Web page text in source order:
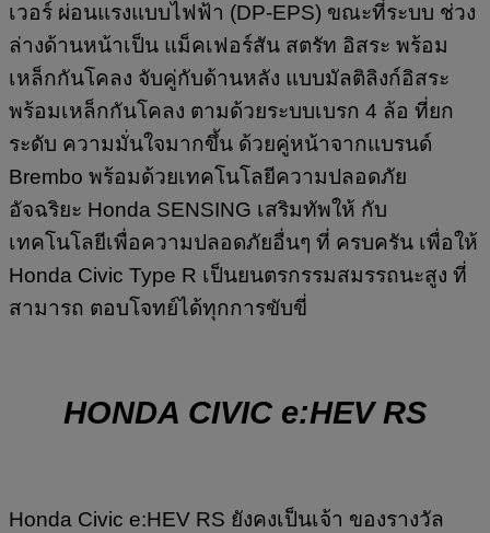
เวอร์ ผ่อนแรงแบบไฟฟ้า (DP-EPS) ขณะที่ระบบ ช่วง
ล่างด้านหน้าเป็น แม็คเฟอร์สัน สตรัท อิสระ พร้อม
เหล็กกันโคลง จับคู่กับด้านหลัง แบบมัลติลิงก์อิสระ
พร้อมเหล็กกันโคลง ตามด้วยระบบเบรก 4 ล้อ ที่ยก
ระดับ ความมั่นใจมากขึ้น ด้วยคู่หน้าจากแบรนด์
Brembo พร้อมด้วยเทคโนโลยีความปลอดภัย
อัจฉริยะ Honda SENSING เสริมทัพให้ กับ
เทคโนโลยีเพื่อความปลอดภัยอื่นๆ ที่ ครบครัน เพื่อให้
Honda Civic Type R เป็นยนตรกรรมสมรรถนะสูง ที่
สามารถ ตอบโจทย์ได้ทุกการขับขี่
HONDA CIVIC e:HEV RS
Honda Civic e:HEV RS ยังคงเป็นเจ้า ของรางวัล